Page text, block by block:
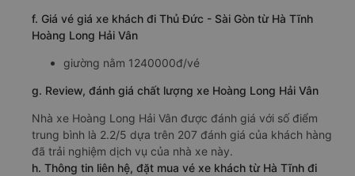
f. Giá vé giá xe khách đi Thủ Đức - Sài Gòn từ Hà Tĩnh
Hoàng Long Hải Vân
giường nằm 1240000đ/vé
g. Review, đánh giá chất lượng xe Hoàng Long Hải Vân
Nhà xe Hoàng Long Hải Vân được đánh giá với số điểm
trung bình là 2.2/5 dựa trên 207 đánh giá của khách hàng
đã trải nghiệm dịch vụ của nhà xe này.
h. Thông tin liên hệ, đặt mua vé xe khách từ Hà Tĩnh đi